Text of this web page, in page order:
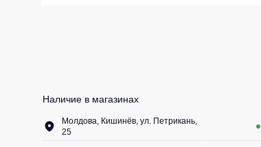
Наличие в магазинах
Молдова, Кишинёв, ул. Петрикань,
25